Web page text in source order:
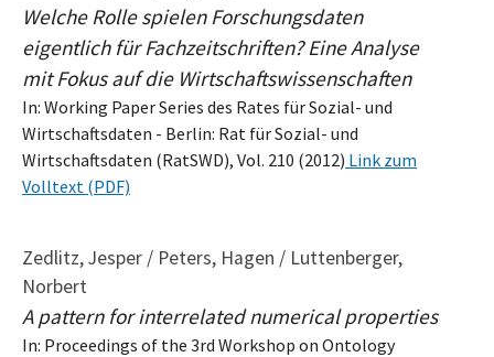
Welche Rolle spielen Forschungsdaten
eigentlich für Fachzeitschriften? Eine Analyse
mit Fokus auf die Wirtschaftswissenschaften
In: Working Paper Series des Rates für Sozial- und
Wirtschaftsdaten - Berlin: Rat für Sozial- und
Wirtschaftsdaten (RatSWD), Vol. 210 (2012) Link zum
Volltext (PDF)
Zedlitz, Jesper / Peters, Hagen / Luttenberger,
Norbert
A pattern for interrelated numerical properties
In: Proceedings of the 3rd Workshop on Ontology